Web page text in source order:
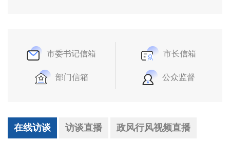
市委书记信箱 市长信箱
部门信箱 公众监督
在线访谈 访谈直播 政风行风视频直播